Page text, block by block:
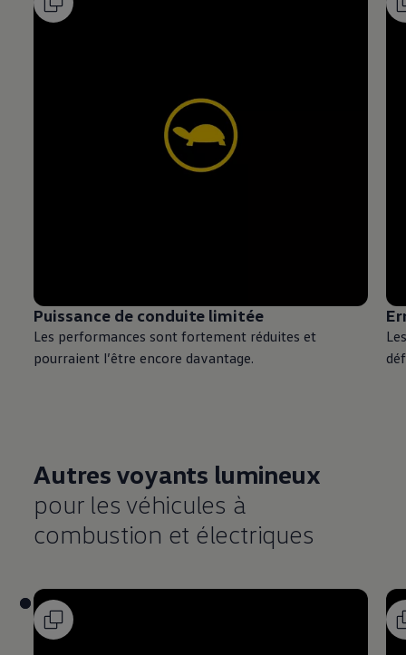
Puissance de conduite limitée
Les performances sont fortement réduites et
pourraient l’être encore davantage.
Autres voyants lumineux
pour les véhicules à
combustion et électriques